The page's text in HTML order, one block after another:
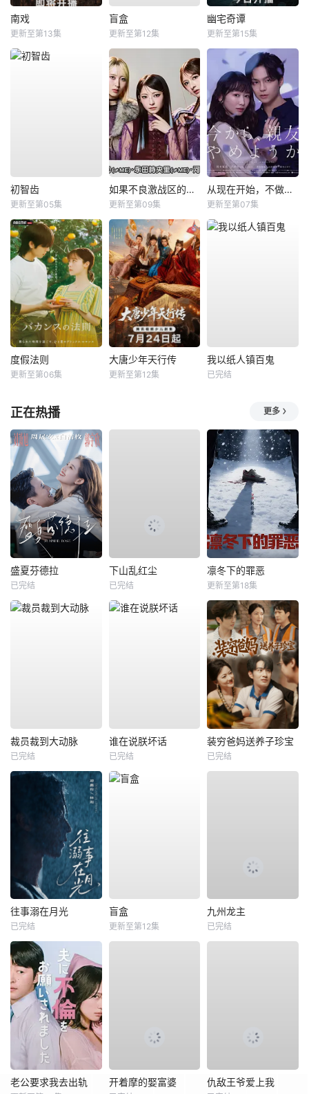
南戏
更新至第13集
盲盒
更新至第12集
幽宅奇谭
更新至第15集
初智齿
更新至第05集
如果不良激战区的四天王转生成了偶像团体？
更新至第09集
从现在开始，不做朋友了吧。
更新至第07集
度假法则
更新至第06集
大唐少年天行传
更新至第12集
我以纸人镇百鬼
已完结
正在热播 更多
盛夏芬德拉
已完结
下山乱红尘
已完结
凛冬下的罪恶
更新至第18集
裁员裁到大动脉
已完结
谁在说朕坏话
已完结
装穷爸妈送养子珍宝
已完结
往事溺在月光
已完结
盲盒
更新至第12集
九州龙主
已完结
老公要求我去出轨 开着摩的娶富婆 仇敌王爷爱上我